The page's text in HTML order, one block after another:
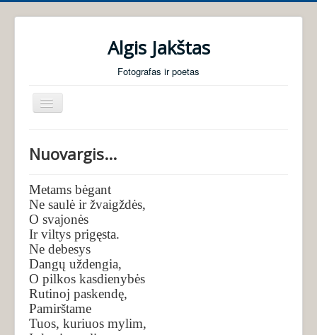
Algis Jakštas
Fotografas ir poetas
Perjungti
navigaciją
Foto galerijos
Poezija
Audio knygos
Apie mane
Nuovargis...
Metams bėgant
Ne saulė ir žvaigždės,
O svajonės
Ir viltys prigęsta.
Ne debesys
Dangų uždengia,
O pilkos kasdienybės
Rutinoj paskendę,
Pamirštame
Tuos, kuriuos mylim,